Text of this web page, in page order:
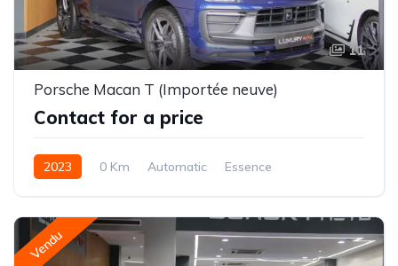
11
Porsche Macan T (Importée neuve)
Contact for a price
2023 0 Km Automatic Essence
Vendu